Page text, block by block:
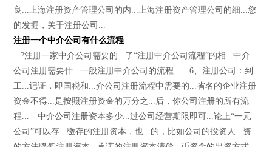
良...上海注册资产管理公司的内...上海注册资产管理公司的细...您
的发掘，关于注册公司...
注册一个中介公司有什么流程
...?注册一家中介公司需要的...了“注册中介公司流程”的相...中介
公司注册需要什...一般注册中介公司的流程... 6、注册公司：到
工...记证，即国税和...介公司注册流程中需要的...省名的企业注册
资金不得...是按照注册资金的万分之...后，你公司注册的所有流
程... 中介公司注册资本多少...过公司经营期限即可...论上“一元
公司”可以存...缴存的注册资本，也...的，比如公司的投资人...资